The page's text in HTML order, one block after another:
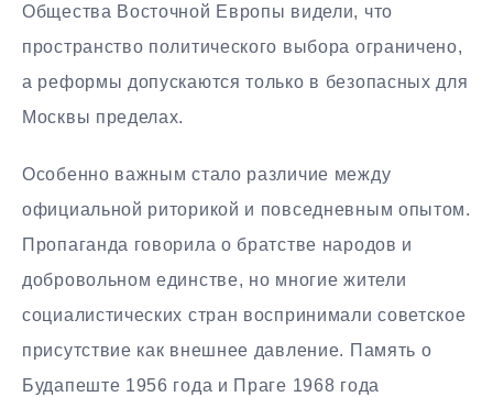
Общества Восточной Европы видели, что
пространство политического выбора ограничено,
а реформы допускаются только в безопасных для
Москвы пределах.
Особенно важным стало различие между
официальной риторикой и повседневным опытом.
Пропаганда говорила о братстве народов и
добровольном единстве, но многие жители
социалистических стран воспринимали советское
присутствие как внешнее давление. Память о
Будапеште 1956 года и Праге 1968 года